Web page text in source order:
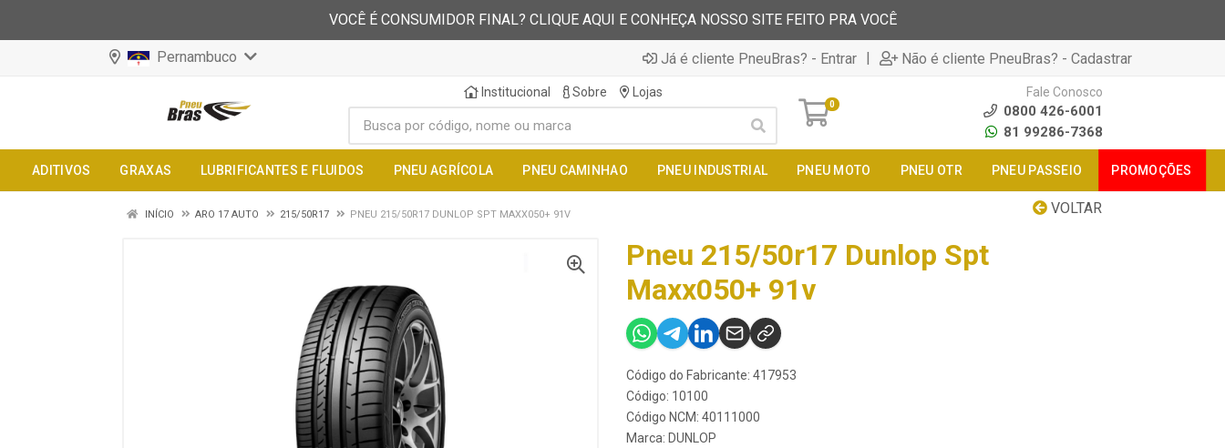
VOCÊ É CONSUMIDOR FINAL? CLIQUE AQUI E CONHEÇA NOSSO SITE FEITO PRA VOCÊ
Pernambuco Já é cliente PneuBras? - Entrar | Não é cliente PneuBras? - Cadastrar
Institucional Sobre Lojas
0
Fale Conosco
0800 426-6001
81 99286-7368
ADITIVOS GRAXAS LUBRIFICANTES E FLUIDOS PNEU AGRÍCOLA PNEU CAMINHAO PNEU INDUSTRIAL PNEU MOTO PNEU OTR PNEU PASSEIO PROMOÇÕES
VOLTAR
INÍCIO ARO 17 AUTO 215/50R17 PNEU 215/50R17 DUNLOP SPT MAXX050+ 91V
Pneu 215/50r17 Dunlop Spt
Maxx050+ 91v
Código do Fabricante: 417953
Código: 10100
Código NCM: 40111000
Marca: DUNLOP